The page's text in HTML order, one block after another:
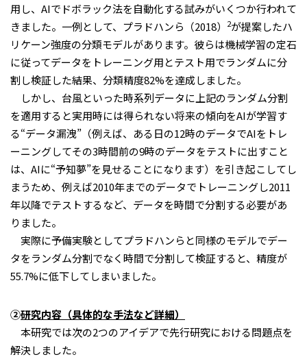
用し、 AIでドボラック法を自動化する試みがいくつか行われて
きました。一例として、プラドハンら（2018） 2が提案したハ
リケーン強度の分類モデルがあります。彼らは機械学習の定石
に従ってデータをトレーニング用とテスト用でランダムに分
割し検証した結果、分類精度82%を達成しました。
しかし、台風といった時系列データに上記のランダム分割
を適用すると実用時には得られない将来の傾向をAIが学習す
る“データ漏洩”（例えば、ある日の12時のデータでAIをトレ
ーニングしてその3時間前の9時のデータをテストに出すこと
は、 AIに“予知夢”を見せることになります）を引き起こしてし
まうため、例えば2010年までのデータでトレーニングし2011
年以降でテストするなど、データを時間で分割する必要があ
りました。
実際に予備実験としてプラドハンらと同様のモデルでデー
タをランダム分割でなく時間で分割して検証すると、精度が
55.7%に低下してしまいました。
②研究内容（具体的な手法など詳細）
本研究では次の2つのアイデアで先行研究における問題点を
解決しました。